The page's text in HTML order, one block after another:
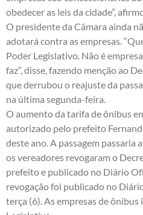
obedecer as leis da cidade”,
O presidente da Câmara ainda
adotará contra as empresas.
Poder Legislativo. Não é
faz”, disse, fazendo menção ao
que derrubou o reajuste da
na última segunda-feira.
O aumento da tarifa de ônibus
autorizado pelo prefeito
deste ano. A passagem passaria
os vereadores revogaram o
prefeito e publicado no Diário
revogação foi publicado no
terça (6). As empresas de